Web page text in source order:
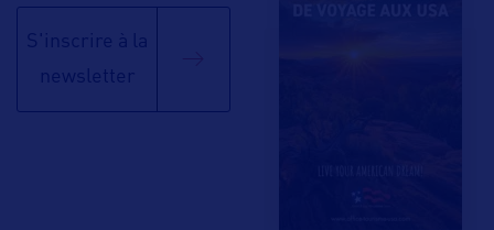
S'inscrire à la
newsletter